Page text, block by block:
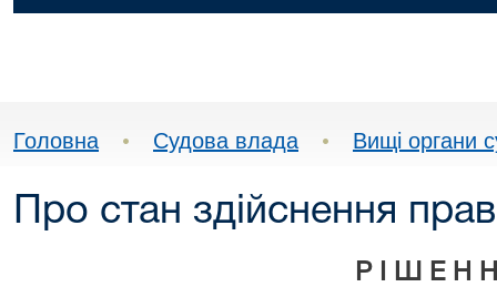
Головна • Судова влада • Вищі органи
Про стан здійснення
Р І Ш Е Н